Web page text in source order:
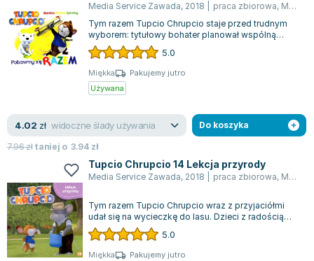
Technologia żywności - książki
Zarządzanie i marketing - książki
Nauka języków obcych - książki
Podręczniki dla nauczycieli - metodyka
Repetytoria, testy i materiały pomocnicze
Martyna Wojciechowska
Melissa De la Cruz
Blanka Lipińska
Jaś Kapela
Agatha Christie
Marcin Kowalczyk
Piotr Zychowicz
Joanna Jabłczyńska
Piotr Kościelny
Jan Piński
Zygmunt Freud
Agata Passent
Media Service Zawada, 2018 praca zbiorowa, Monika Nowicka
Tym razem Tupcio Chrupcio staje przed trudnym
wyborem: tytułowy bohater planował wspólną
zabawę ze swoimi przyjaciółmi, jednak nie...
5.0
Miękka
Pakujemy jutro
Używana
4.02 zł widoczne ślady używania
7.96złtaniej o3.94 zł
Do koszyka
Tupcio Chrupcio 14 Lekcja przyrody
Media Service Zawada, 2018 praca zbiorowa, Monika Nowicka
Tym razem Tupcio Chrupcio wraz z przyjaciółmi
udał się na wycieczkę do lasu. Dzieci z radością
spędziły poranek na świeżym powietr...
5.0
Miękka
Pakujemy jutro